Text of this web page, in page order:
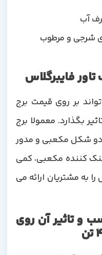
و مرطوب
بر روی قیمت برج
بگذارد. معمولا برج
مکعبی و مدور
مکعبی، کمی
مشتریان ارائه می
تاثیر آن روی